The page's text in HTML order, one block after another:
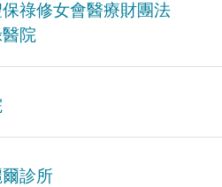
祿修女會醫療財團法
院
診所